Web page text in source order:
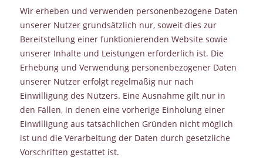
Wir erheben und verwenden personenbezogene Daten
unserer Nutzer grundsätzlich nur, soweit dies zur
Bereitstellung einer funktionierenden Website sowie
unserer Inhalte und Leistungen erforderlich ist. Die
Erhebung und Verwendung personenbezogener Daten
unserer Nutzer erfolgt regelmäßig nur nach
Einwilligung des Nutzers. Eine Ausnahme gilt nur in
den Fällen, in denen eine vorherige Einholung einer
Einwilligung aus tatsächlichen Gründen nicht möglich
ist und die Verarbeitung der Daten durch gesetzliche
Vorschriften gestattet ist.